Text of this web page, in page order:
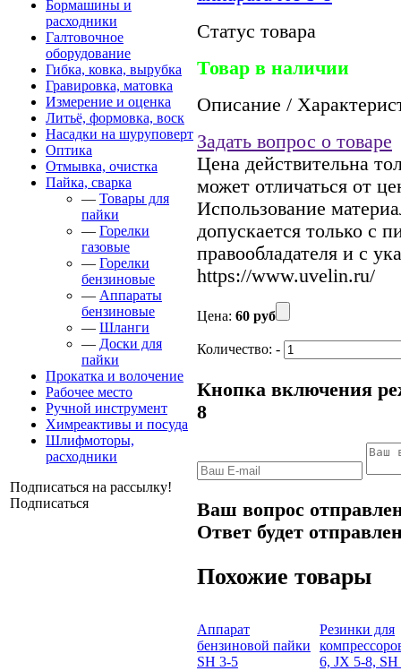
Бормашины и
расходники
Галтовочное
оборудование
Гибка, ковка, вырубка
Гравировка, матовка
Измерение и оценка
Литьё, формовка, воск
Насадки на шуруповерт
Оптика
Отмывка, очистка
Пайка, сварка
— Товары для
пайки
— Горелки
газовые
— Горелки
бензиновые
— Аппараты
бензиновые
— Шланги
— Доски для
пайки
Прокатка и волочение
Рабочее место
Ручной инструмент
Химреактивы и посуда
Шлифмоторы,
расходники
Подписаться на рассылку!
Подписаться
Статус товара
Товар в наличии
Описание /
Задать вопрос о товаре
Цена действительна
может отличаться от
Использование
допускается только с
правообладателя и с
https://www.uvelin.ru/
Цена: 60 руб
Количество: -
Кнопка включения
8
Ваш вопрос
Ответ будет
Похожие товары
Аппарат
бензиновой пайки
SH 3-5
Резинки для
6, JX 5-8, SH